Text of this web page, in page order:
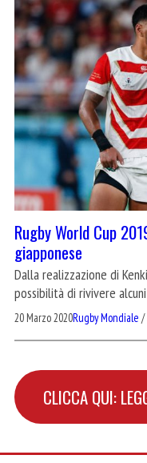
Rugby World Cup
giapponese
Dalla realizzazione di
possibilità di rivivere
20 Marzo 2020Rugby Mondiale /
CLICCA QUI: